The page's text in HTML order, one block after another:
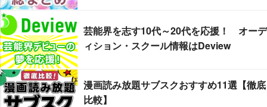
芸能界を志す10代～20代を応援！ オーデ
ィション・スクール情報はDeview
漫画読み放題サブスクおすすめ11選【徹底
比較】